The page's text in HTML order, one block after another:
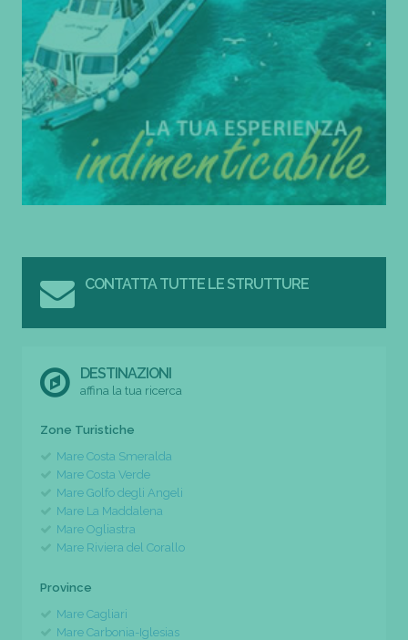
CONTATTA TUTTE LE STRUTTURE
DESTINAZIONI
affina la tua ricerca
Zone Turistiche
Mare Costa Smeralda
Mare Costa Verde
Mare Golfo degli Angeli
Mare La Maddalena
Mare Ogliastra
Mare Riviera del Corallo
Province
Mare Cagliari
Mare Carbonia-Iglesias